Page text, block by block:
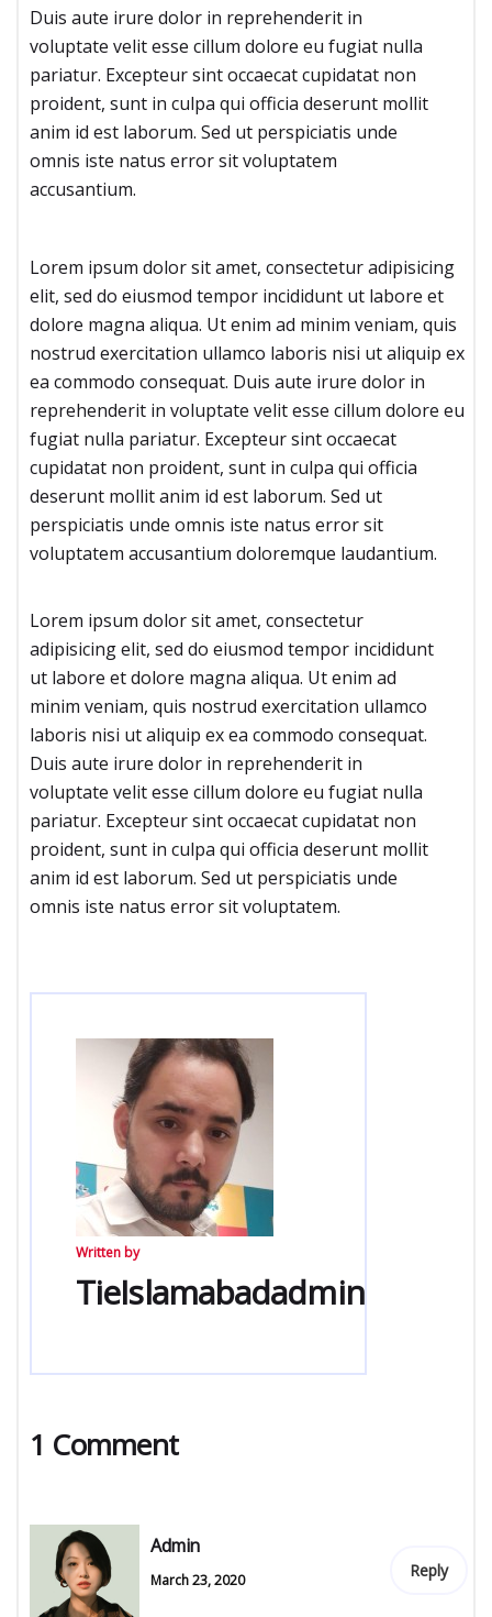
Duis aute irure dolor in reprehenderit in
voluptate velit esse cillum dolore eu fugiat nulla
pariatur. Excepteur sint occaecat cupidatat non
proident, sunt in culpa qui officia deserunt mollit
anim id est laborum. Sed ut perspiciatis unde
omnis iste natus error sit voluptatem
accusantium.
Lorem ipsum dolor sit amet, consectetur adipisicing
elit, sed do eiusmod tempor incididunt ut labore et
dolore magna aliqua. Ut enim ad minim veniam, quis
nostrud exercitation ullamco laboris nisi ut aliquip ex
ea commodo consequat. Duis aute irure dolor in
reprehenderit in voluptate velit esse cillum dolore eu
fugiat nulla pariatur. Excepteur sint occaecat
cupidatat non proident, sunt in culpa qui officia
deserunt mollit anim id est laborum. Sed ut
perspiciatis unde omnis iste natus error sit
voluptatem accusantium doloremque laudantium.
Lorem ipsum dolor sit amet, consectetur
adipisicing elit, sed do eiusmod tempor incididunt
ut labore et dolore magna aliqua. Ut enim ad
minim veniam, quis nostrud exercitation ullamco
laboris nisi ut aliquip ex ea commodo consequat.
Duis aute irure dolor in reprehenderit in
voluptate velit esse cillum dolore eu fugiat nulla
pariatur. Excepteur sint occaecat cupidatat non
proident, sunt in culpa qui officia deserunt mollit
anim id est laborum. Sed ut perspiciatis unde
omnis iste natus error sit voluptatem.
Written by
TieIslamabadadmin
1 Comment
Admin
March 23, 2020 Reply